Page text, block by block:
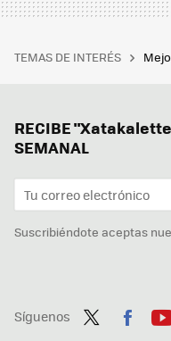
TEMAS DE INTERÉS
RECIBE
SEMANAL
Suscribiéndote aceptas
Síguenos